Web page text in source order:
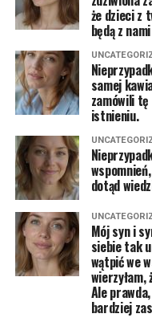
że dzieci z
będą z
samej
zamówili tę
istnieniu.
dotąd
Mój syn i
siebie tak
wątpić we
Ale
bardziej